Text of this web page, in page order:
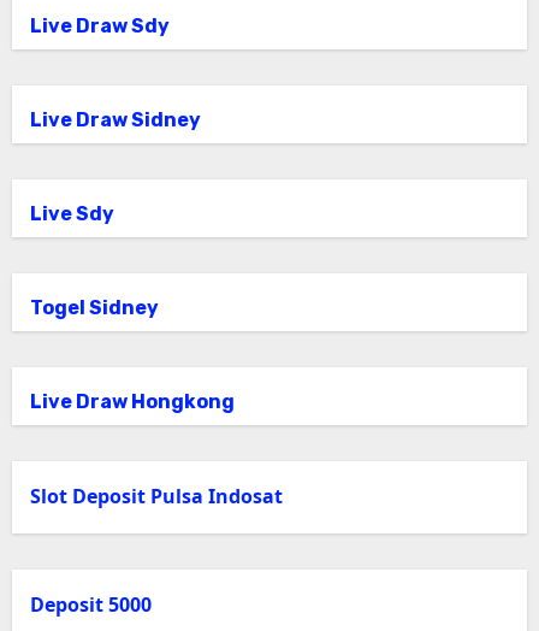
Live Draw Sdy
Live Draw Sidney
Live Sdy
Togel Sidney
Live Draw Hongkong
Slot Deposit Pulsa Indosat
Deposit 5000